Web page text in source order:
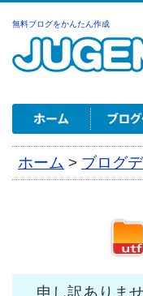
無料ブログをかんたん作成
ホーム > ブログ
申し訳ありま